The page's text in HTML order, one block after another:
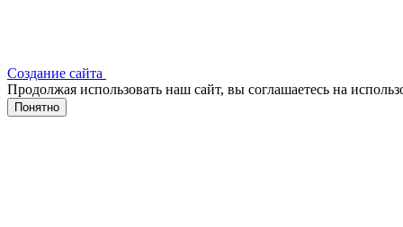
Создание сайта
Продолжая использовать наш сайт, вы соглашаетесь на
Понятно